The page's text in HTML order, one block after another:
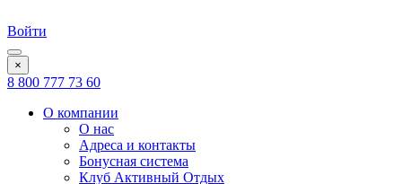
Войти
×
8 800 777 73 60
О компании
О нас
Адреса и контакты
Бонусная система
Клуб Активный Отдых